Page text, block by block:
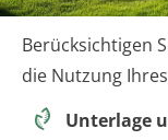
Berücksichtigen
die Nutzung
Unterlage